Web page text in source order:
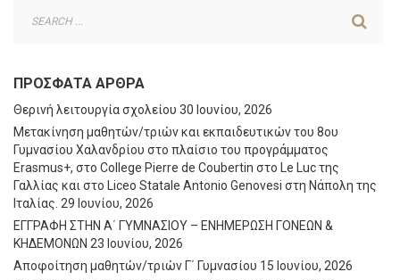
ΠΡΌΣΦΑΤΑ ΆΡΘΡΑ
Θερινή λειτουργία σχολείου 30 Ιουνίου, 2026
Μετακίνηση μαθητών/τριών και εκπαιδευτικών του 8ου
Γυμνασίου Χαλανδρίου στο πλαίσιο του προγράμματος
Erasmus+, στο College Pierre de Coubertin στο Le Luc της
Γαλλίας και στο Liceo Statale Antonio Genovesi στη Νάπολη της
Ιταλίας. 29 Ιουνίου, 2026
ΕΓΓΡΑΦΗ ΣΤΗΝ Α΄ ΓΥΜΝΑΣΙΟΥ – ΕΝΗΜΕΡΩΣΗ ΓΟΝΕΩΝ &
ΚΗΔΕΜΟΝΩΝ 23 Ιουνίου, 2026
Αποφοίτηση μαθητών/τριών Γ΄ Γυμνασίου 15 Ιουνίου, 2026